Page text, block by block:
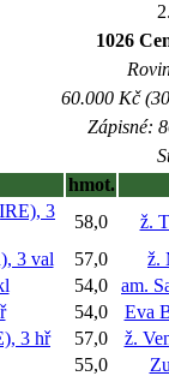
1026
60.000 Kč
Zápisné:
hmot.
3
58,0
ž.
3 val 57,0
ž.
54,0
am.
54,0
Eva
3 hř 57,0
ž.
55,0